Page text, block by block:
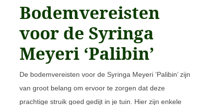
Bodemvereisten
voor de Syringa
Meyeri ‘Palibin’
De bodemvereisten voor de Syringa Meyeri ‘Palibin’ zijn
van groot belang om ervoor te zorgen dat deze
prachtige struik goed gedijt in je tuin. Hier zijn enkele